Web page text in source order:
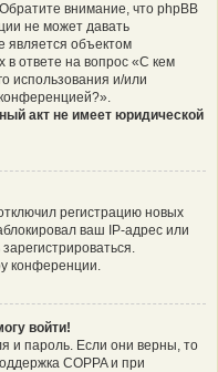
внимание, что phpBB
не может давать
является объектом
в ответе на вопрос «С кем
использования и/или
акт не имеет юридической
регистрацию новых
ваш IP-адрес или
конференции.
войти!
и пароль. Если они верны, то
COPPA и при